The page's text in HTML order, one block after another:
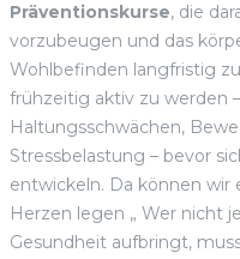
Präventionskurse, die
vorzubeugen und das
Wohlbefinden langfristig
frühzeitig aktiv zu werden
Haltungsschwächen,
Stressbelastung – bevor
entwickeln. Da können wir
Herzen legen „ Wer nicht
Gesundheit aufbringt,